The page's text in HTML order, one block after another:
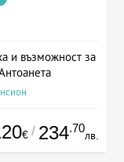
и възможност за
€ / 234.70
лв.